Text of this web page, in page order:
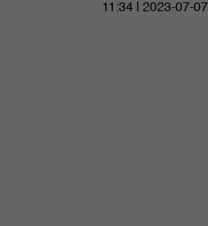
11:34 | 2023-07-07